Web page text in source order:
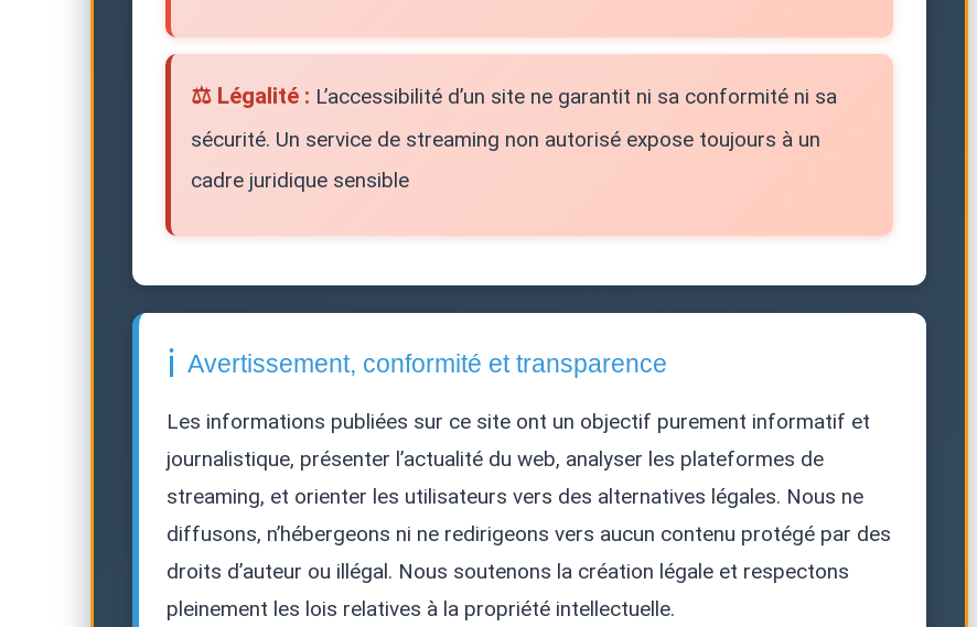
⚖️ Légalité : L’accessibilité d’un site ne garantit ni sa conformité ni sa
sécurité. Un service de streaming non autorisé expose toujours à un
cadre juridique sensible
ℹ️ Avertissement, conformité et transparence
Les informations publiées sur ce site ont un objectif purement informatif et
journalistique, présenter l’actualité du web, analyser les plateformes de
streaming, et orienter les utilisateurs vers des alternatives légales. Nous ne
diffusons, n’hébergeons ni ne redirigeons vers aucun contenu protégé par des
droits d’auteur ou illégal. Nous soutenons la création légale et respectons
pleinement les lois relatives à la propriété intellectuelle.